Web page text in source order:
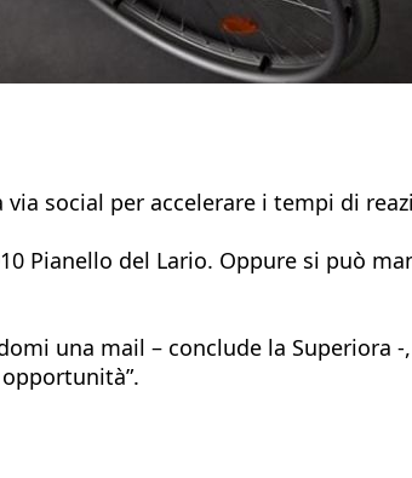
social per accelerare i tempi di
Pianello del Lario. Oppure si può
una mail – conclude la Superiora